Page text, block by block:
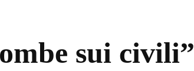
sui civili”